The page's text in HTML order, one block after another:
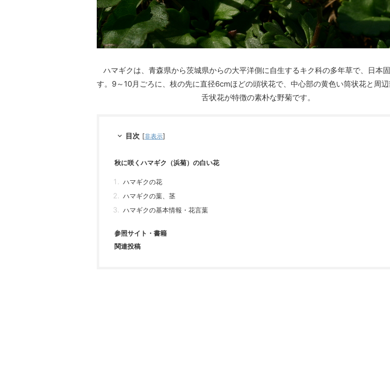
ハマギクは、青森県から茨城県からの大平洋側に自生するキク科の多年草で、日本
す。9～10月ごろに、枝の先に直径6cmほどの頭状花で、中心部の黄色い筒状花と周
舌状花が特徴の素朴な野菊です。
目次 [非表示]
秋に咲くハマギク（浜菊）の白い花
ハマギクの花
ハマギクの葉、茎
ハマギクの基本情報・花言葉
参照サイト・書籍
関連投稿